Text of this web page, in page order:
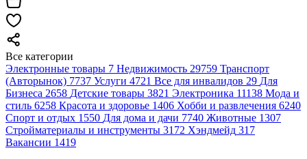
Все категории
Электронные товары 7 Недвижимость 29759 Транспорт
(Авторынок) 7737 Услуги 4721 Все для инвалидов 29 Для
Бизнеса 2658 Детские товары 3821 Электроника 11138 Мода и
стиль 6258 Красота и здоровье 1406 Хобби и развлечения 6240
Спорт и отдых 1550 Для дома и дачи 7740 Животные 1307
Стройматериалы и инструменты 3172 Хэндмейд 317
Вакансии 1419